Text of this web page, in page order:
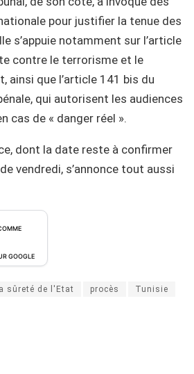
pour justifier la tenue des
s’appuie notamment sur l’article
contre le terrorisme et le
ainsi que l’article 141 bis du
qui autorisent les audiences
cas de « danger réel ».
dont la date reste à confirmer
vendredi, s’annonce tout aussi
GOOGLE
sûreté de l'Etat procès Tunisie